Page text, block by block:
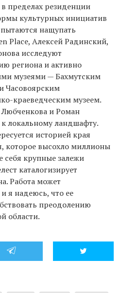
пределах резиденции
культурных инициатив
нащупать
Place, Алексей Радинский,
исследуют
региона и активно
музеями — Бахмутским
Часовоярским
краеведческим музеем.
Любченкова и Роман
локальному ландшафту.
историей края
которое высохло миллионы
себя крупные залежи
каталогизирует
Работа может
я надеюсь, что ее
преодолению
области.